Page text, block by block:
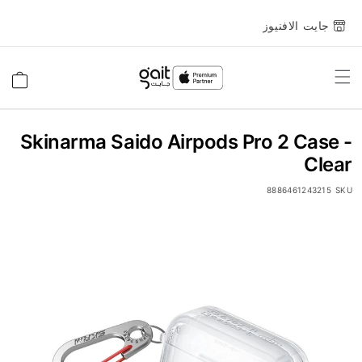
جايت الافنيوز
Toggle
Skinarma Saido Airpods Pro 2 Case -
Clear
SKU
8886461243215